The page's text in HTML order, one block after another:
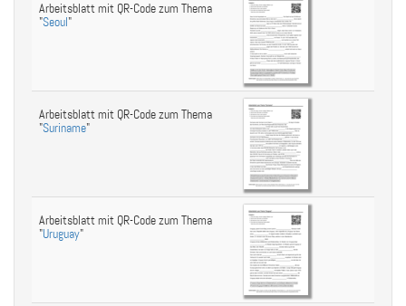
Arbeitsblatt mit QR-Code zum Thema
"Seoul"
Arbeitsblatt mit QR-Code zum Thema
"Suriname"
Arbeitsblatt mit QR-Code zum Thema
"Uruguay"